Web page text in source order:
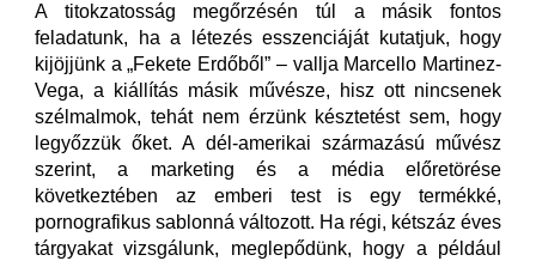
A titokzatosság megőrzésén túl a másik fontos
feladatunk, ha a létezés esszenciáját kutatjuk, hogy
kijöjjünk a „Fekete Erdőből” – vallja Marcello Martinez-
Vega, a kiállítás másik művésze, hisz ott nincsenek
szélmalmok, tehát nem érzünk késztetést sem, hogy
legyőzzük őket. A dél-amerikai származású művész
szerint, a marketing és a média előretörése
következtében az emberi test is egy termékké,
pornografikus sablonná változott. Ha régi, kétszáz éves
tárgyakat vizsgálunk, meglepődünk, hogy a például